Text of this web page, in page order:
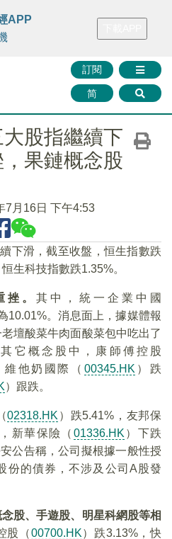
FINMETA 財華證券 媒體矩陣
訂閱
简
APP
大股指繼續下
果鏈概念股
7月16日 下午4:53
下滑，截至收盤，恒生指數跌
生科技指數跌1.35%。
挫。其中，統一企業中國
10.01%。消息面上，據媒體報
壇酸菜牛肉面酸菜包中吃出了
它概念股中，康師傅控股
維他奶國際（ 00345.HK ）跌
）跟跌。
02318.HK ）跌5.41%，友邦保
新華保險（ 01336.HK ）下跌
公告稱，公司擬根據一般性授
份的債券，不涉及公司A股發
股、手遊股、明星科網股等相
股（00700.HK）跌3.13%，快